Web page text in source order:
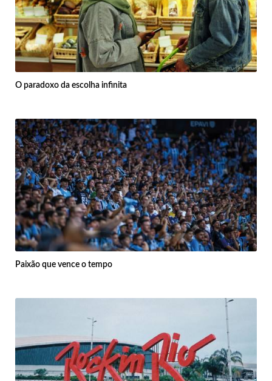
O paradoxo da escolha infinita
Paixão que vence o tempo